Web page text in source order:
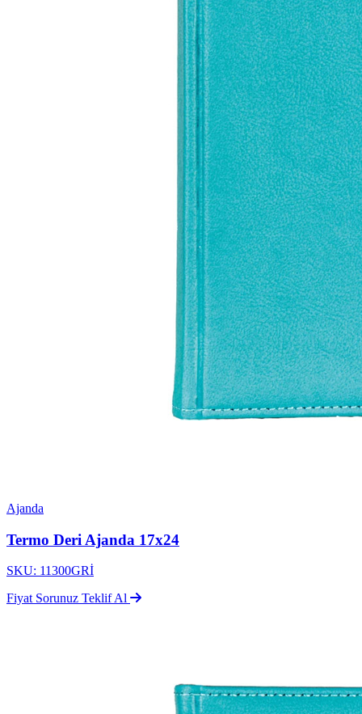
Ajanda
Termo Deri Ajanda 17x24
SKU: 11300GRİ
Fiyat Sorunuz Teklif Al